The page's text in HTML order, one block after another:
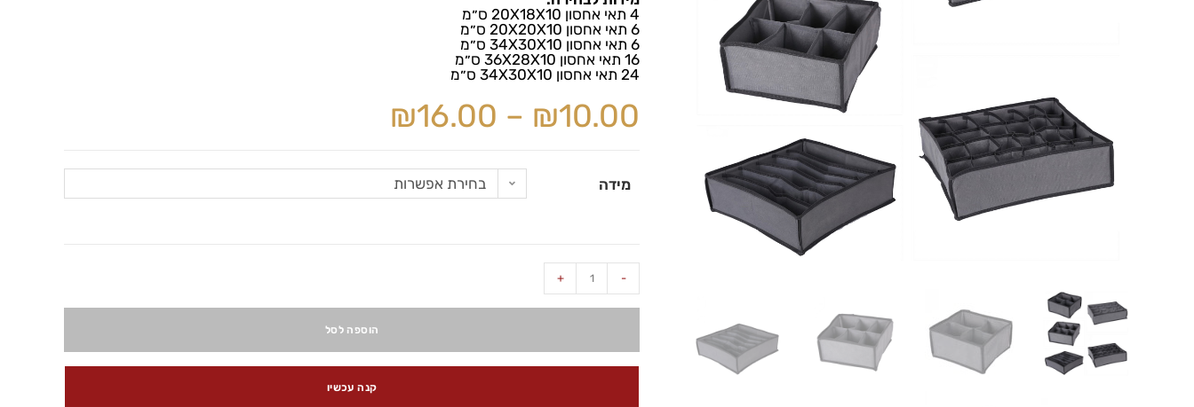
4 תאי אחסון 20X18X10 ס״מ
6 תאי אחסון 20X20X10 ס״מ
6 תאי אחסון 34X30X10 ס״מ
16 תאי אחסון 36X28X10 ס״מ
24 תאי אחסון 34X30X10 ס״מ
₪10.00
–
₪16.00
מידה בחירת אפשרות
-
+
הוספה לסל
קנה עכשיו